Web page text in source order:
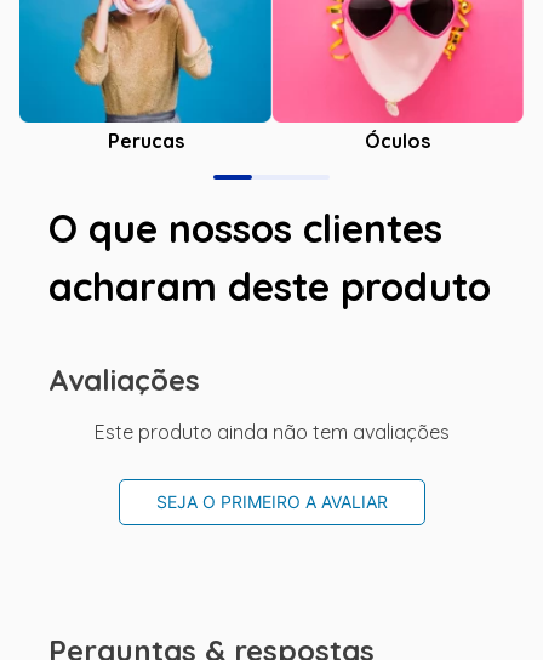
Perucas Óculos
O que nossos clientes
acharam deste produto
Avaliações
Este produto ainda não tem avaliações
SEJA O PRIMEIRO A AVALIAR
Perguntas & respostas